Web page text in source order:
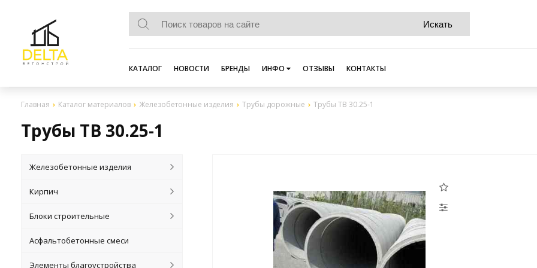
КАТАЛОГ НОВОСТИ БРЕНДЫ ИНФО ОТЗЫВЫ КОНТАКТЫ
Главная Каталог материалов Железобетонные изделия Трубы дорожные Трубы ТВ 30.25-1
Трубы ТВ 30.25-1
Железобетонные изделия
Кирпич
Блоки строительные
Асфальтобетонные смеси
Элементы благоустройства